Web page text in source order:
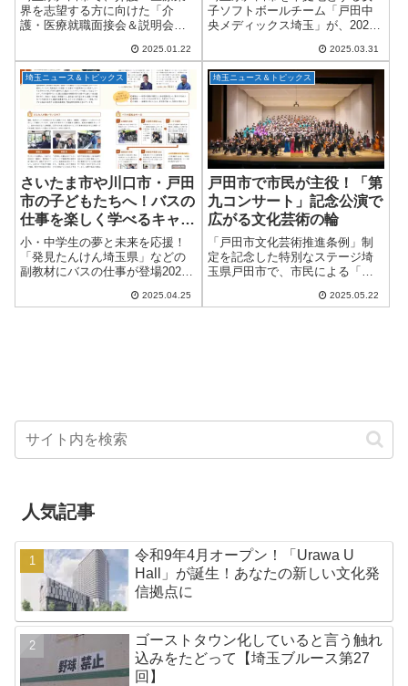
界を志望する方に向けた「介
護・医療就職面接会＆説明会」
トは、業界の人手不足を解消
し、幅広い世代の求職者と事業
所をマッチングさせることを目
的としています。シニア世...
2025.01.22
ズンが熱い！
子ソフトボールチーム「戸田中
央メディックス埼玉」が、2025
ースを発表しました。なんと、
日本代表として世界で活躍して
きた後藤希友（ごとう・みう）
選手と中川彩音（...
2025.03.31
埼玉ニュース＆トピックス
さいたま市や川口市・戸田
市の子どもたちへ！バスの
仕事を楽しく学べるキャリ
ア教育副教材に国際興業が
登場
小・中学生の夢と未来を応援！
「発見たんけん埼玉県」などの
副教材にバスの仕事が登場2025
中学生に配布されるキャリア教
2025.04.25
埼玉ニュース＆トピックス
戸田市で市民が主役！「第
九コンサート」記念公演で
広がる文化芸術の輪
「戸田市文化芸術推進条例」制
定を記念した特別なステージ埼
玉県戸田市で、市民による「第
す！このコンサートは、2025年
2025.05.22
人気記事
令和9年4月オープン！「Urawa U
Hall」が誕生！あなたの新しい文化発
信拠点に
ゴーストタウン化していると言う触れ
込みをたどって【埼玉ブルース第27
回】